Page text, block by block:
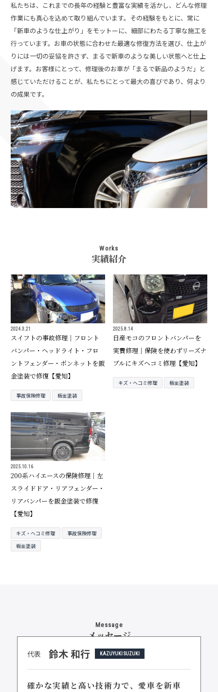
私たちは、これまでの長年の経験と豊富な実績を活かし、どんな修理
作業にも真心を込めて取り組んでいます。その経験をもとに、常に
「新車のような仕上がり」をモットーに、細部にわたる丁寧な施工を
行っています。お車の状態に合わせた最適な修復方法を選び、仕上が
りには一切の妥協を許さず、まるで新車のような美しい状態へと仕上
げます。 お客様にとって、修理後のお車が「まるで新品のようだ」と
感じていただけることが、私たちにとって最大の喜びであり、何より
の成果です。
Works
実績紹介
2024.3.21
スイフトの事故修理｜フロント
バンパー・ヘッドライト・フロ
ントフェンダー・ボンネットを鈑
金塗装で修復【愛知】
事故保険修理 板金塗装
2025.8.14
日産モコのフロントバンパーを
実費修理｜保険を使わずリーズナ
ブルにキズヘコミ修理【愛知】
キズ・ヘコミ修理 板金塗装
2025.10.16
200系ハイエースの保険修理｜左
スライドドア・リアフェンダー・
リアバンパーを鈑金塗装で修復
【愛知】
キズ・ヘコミ修理
事故保険修理
板金塗装
Message
メッセージ
代表 鈴木 和行 KAZUYUKI SUZUKI
確かな実績と高い技術力で、愛車を新車